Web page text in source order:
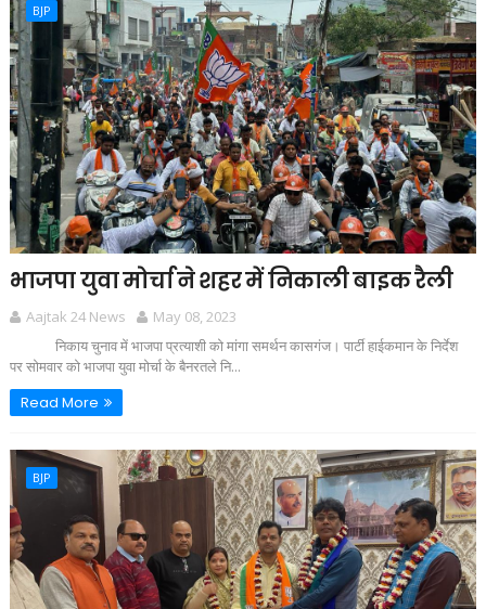
BJP
भाजपा युवा मोर्चा ने शहर में निकाली बाइक रैली
Aajtak 24 News
May 08, 2023
निकाय चुनाव में भाजपा प्रत्याशी को मांगा समर्थन कासगंज। पार्टी हाईकमान के निर्देश
पर सोमवार को भाजपा युवा मोर्चा के बैनरतले नि...
Read More
BJP